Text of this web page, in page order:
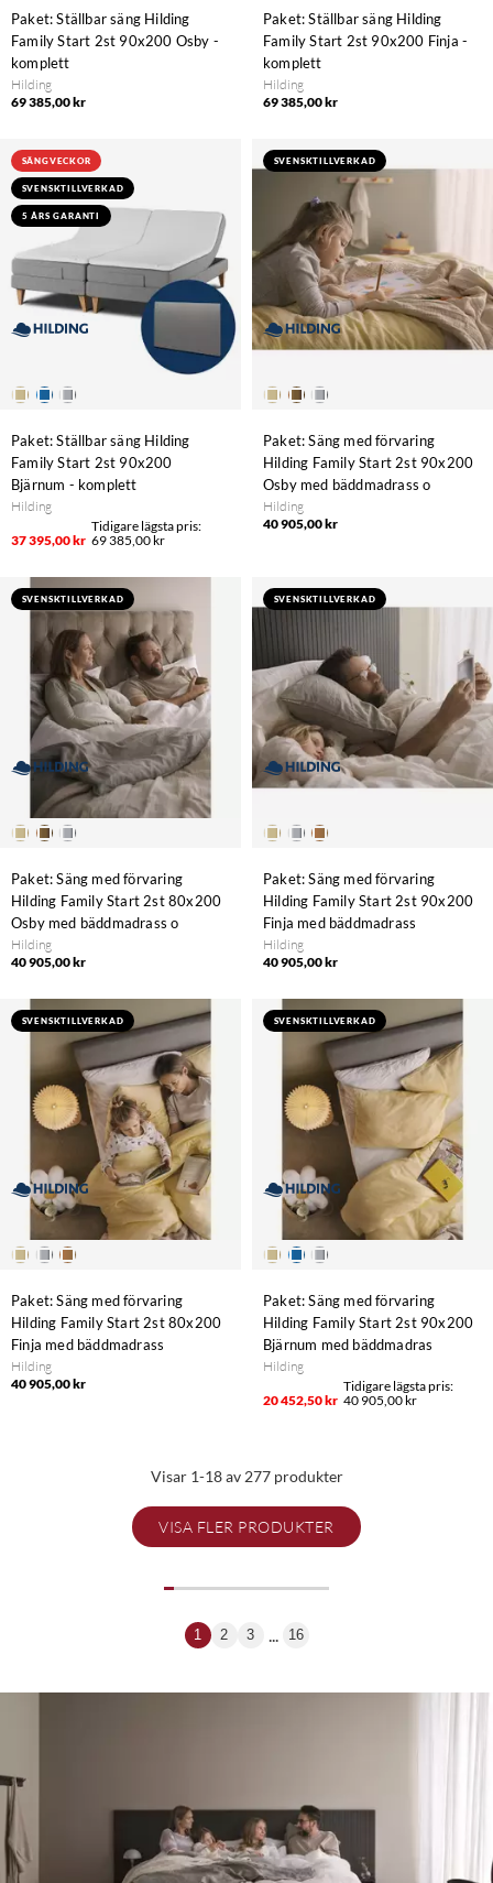
Paket: Ställbar säng Hilding
Family Start 2st 90x200 Osby -
komplett
Hilding
69 385,00 kr
Paket: Ställbar säng Hilding
Family Start 2st 90x200 Finja -
komplett
Hilding
69 385,00 kr
SÄNGVECKOR
SVENSKTILLVERKAD
5 ÅRS GARANTI
Paket: Ställbar säng Hilding
Family Start 2st 90x200
Bjärnum - komplett
Hilding
37 395,00 kr 69 385,00 kr
SVENSKTILLVERKAD
Paket: Säng med förvaring
Hilding Family Start 2st 90x200
Osby med bäddmadrass o
Hilding
40 905,00 kr
SVENSKTILLVERKAD
Paket: Säng med förvaring
Hilding Family Start 2st 80x200
Osby med bäddmadrass o
Hilding
40 905,00 kr
SVENSKTILLVERKAD
Paket: Säng med förvaring
Hilding Family Start 2st 90x200
Finja med bäddmadrass
Hilding
40 905,00 kr
SVENSKTILLVERKAD
Paket: Säng med förvaring
Hilding Family Start 2st 80x200
Finja med bäddmadrass
Hilding
40 905,00 kr
SVENSKTILLVERKAD
Paket: Säng med förvaring
Hilding Family Start 2st 90x200
Bjärnum med bäddmadras
Hilding
20 452,50 kr 40 905,00 kr
Visar 1-18 av 277 produkter
VISA FLER PRODUKTER
1 2 3 ... 16